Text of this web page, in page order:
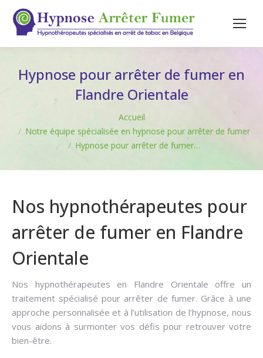
Hypnose pour arrêter de fumer en
Flandre Orientale
Accueil
Notre équipe spécialisée en hypnose pour arrêter de fumer
Hypnose pour arrêter de fumer…
Nos hypnothérapeutes pour
arrêter de fumer en Flandre
Orientale
Nos hypnothérapeutes en Flandre Orientale offre un
traitement spécialisé pour arrêter de fumer. Grâce à une
approche personnalisée et à l’utilisation de l’hypnose, nous
vous aidons à surmonter vos défis pour retrouver votre
bien-être.